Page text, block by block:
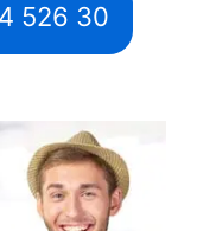
526 30